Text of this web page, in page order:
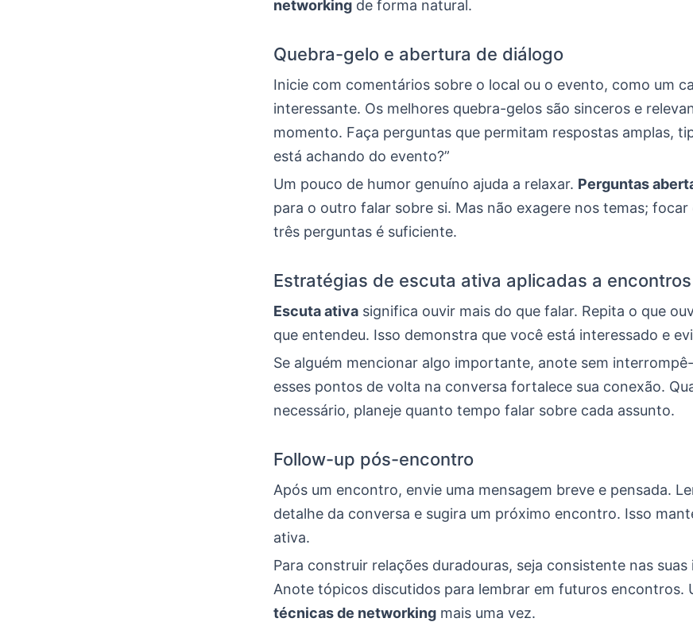
networking de forma natural.
Quebra-gelo e abertura de diálogo
Inicie com comentários sobre o local ou o evento, como um
interessante. Os melhores quebra-gelos são sinceros e
momento. Faça perguntas que permitam respostas amplas,
está achando do evento?”
Um pouco de humor genuíno ajuda a relaxar. Perguntas
para o outro falar sobre si. Mas não exagere nos temas; focar
três perguntas é suficiente.
Estratégias de escuta ativa aplicadas a encontros
Escuta ativa significa ouvir mais do que falar. Repita o que
que entendeu. Isso demonstra que você está interessado e
Se alguém mencionar algo importante, anote sem
esses pontos de volta na conversa fortalece sua conexão.
necessário, planeje quanto tempo falar sobre cada assunto.
Follow-up pós-encontro
Após um encontro, envie uma mensagem breve e pensada.
detalhe da conversa e sugira um próximo encontro. Isso
ativa.
Para construir relações duradouras, seja consistente nas suas
Anote tópicos discutidos para lembrar em futuros encontros.
técnicas de networking mais uma vez.